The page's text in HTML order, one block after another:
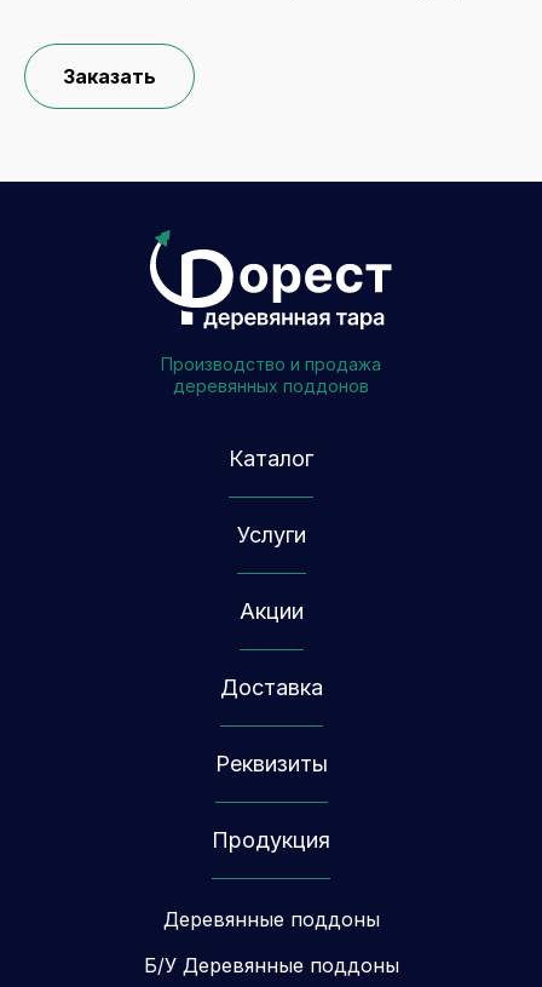
Заказать
Производство и продажа
деревянных поддонов
Каталог
Услуги
Акции
Доставка
Реквизиты
Продукция
Деревянные поддоны
Б/У Деревянные поддоны